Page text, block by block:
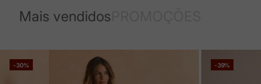
Mais vendidos
-30% -39%